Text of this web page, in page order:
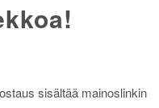
sisältää mainoslinkin